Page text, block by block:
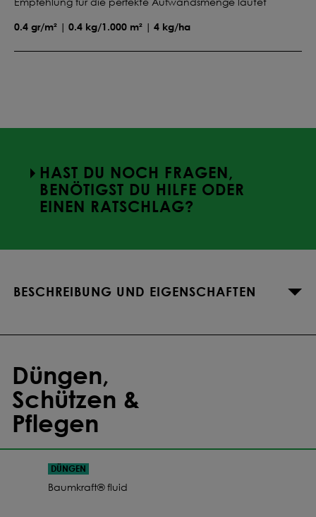
0.4 gr/m² | 0.4 kg/1.000 m² | 4 kg/ha
HAST DU NOCH FRAGEN,
BENÖTIGST DU HILFE ODER
EINEN RATSCHLAG?
BESCHREIBUNG UND EIGENSCHAFTEN
Düngen,
Schützen &
Pflegen
DÜNGEN
Baumkraft® fluid